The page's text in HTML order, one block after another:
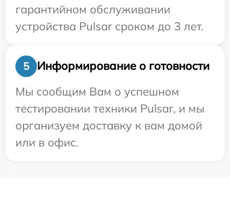
гарантийном обслуживании
устройства Pulsar сроком до 3 лет.
5
Информирование о готовности
Мы сообщим Вам о успешном
тестировании техники Pulsar, и мы
организуем доставку к вам домой
или в офис.